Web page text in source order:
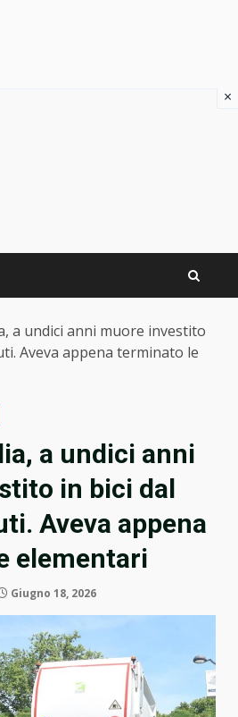
a undici anni muore investito
Aveva appena terminato le
a undici anni
in bici dal
Aveva appena
elementari
Giugno 18, 2026
×